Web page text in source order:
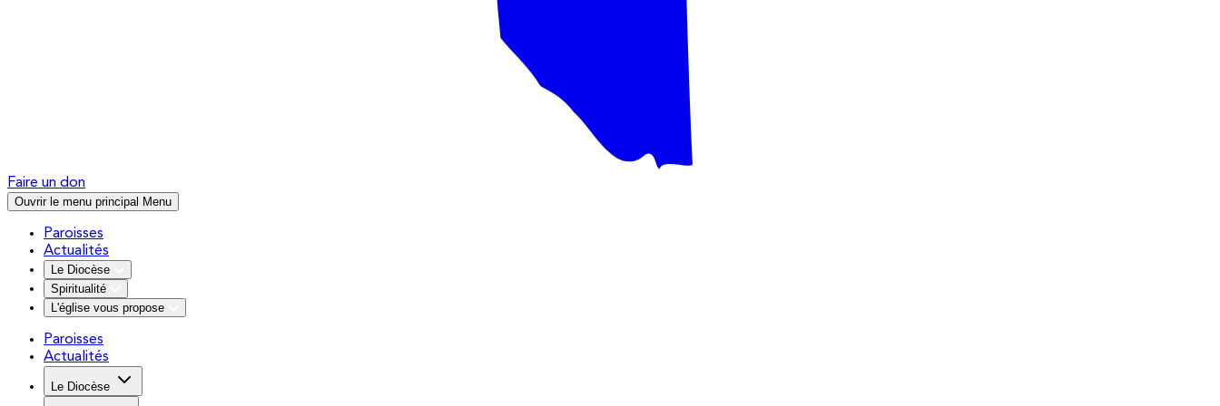
Faire un don
Ouvrir le menu principal Menu
Paroisses
Actualités
Le Diocèse
Spiritualité
L'église vous propose
Paroisses
Actualités
Le Diocèse